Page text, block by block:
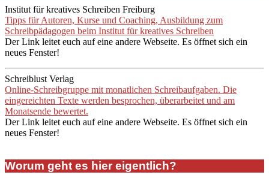
Institut für kreatives Schreiben Freiburg
Tipps für Autoren, Kurse und Coaching, Ausbildung zum
Schreibpädagogen beim Institut für kreatives Schreiben
Der Link leitet euch auf eine andere Webseite. Es öffnet sich ein
neues Fenster!
Schreiblust Verlag
Online-Schreibgruppe mit monatlichen Schreibaufgaben. Die
eingereichten Texte werden besprochen, überarbeitet und am
Monatsende bewertet.
Der Link leitet euch auf eine andere Webseite. Es öffnet sich ein
neues Fenster!
Worum geht es hier eigentlich?